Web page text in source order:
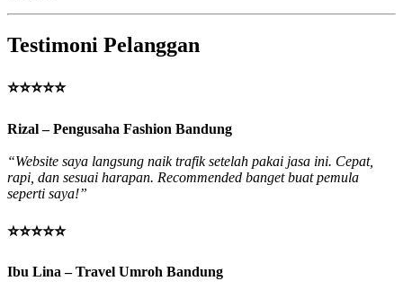
Testimoni Pelanggan
⭐⭐⭐⭐⭐
Rizal – Pengusaha Fashion Bandung
“Website saya langsung naik trafik setelah pakai jasa ini. Cepat,
rapi, dan sesuai harapan. Recommended banget buat pemula
seperti saya!”
⭐⭐⭐⭐⭐
Ibu Lina – Travel Umroh Bandung